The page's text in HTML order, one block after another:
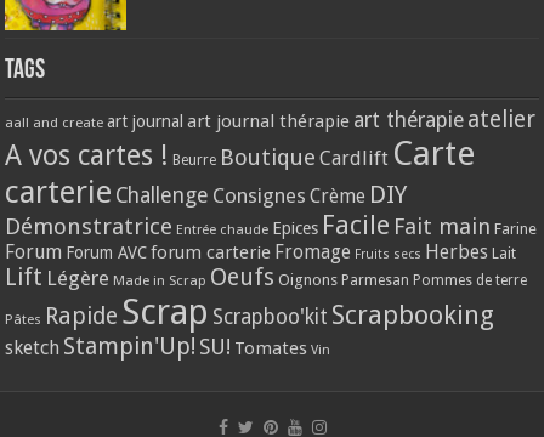
Tags
aall and create art journal art journal thérapie art thérapie atelier
A vos cartes ! Beurre Boutique Cardlift Carte
carterie Challenge Consignes Crème DIY
Démonstratrice Entrée chaude Epices Facile Fait main Farine
Forum Forum AVC forum carterie Fromage Fruits secs Herbes Lait
Lift Légère Made in Scrap Oeufs Oignons Parmesan Pommes de terre
Pâtes Rapide Scrap Scrapboo'kit Scrapbooking
sketch Stampin'Up! SU! Tomates Vin